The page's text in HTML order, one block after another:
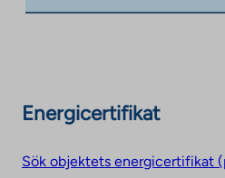
Energicertifikat
Sök objektets energicertifikat